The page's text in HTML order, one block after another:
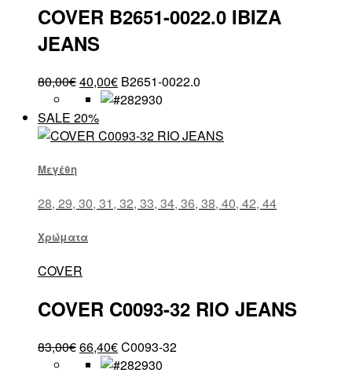
COVER B2651-0022.0 IBIZA
JEANS
80,00€40,00€ B2651-0022.0
SALE 20%
Μεγέθη
28, 29, 30, 31, 32, 33, 34, 36, 38, 40, 42, 44
Χρώματα
COVER
COVER C0093-32 RIO JEANS
83,00€66,40€C0093-32